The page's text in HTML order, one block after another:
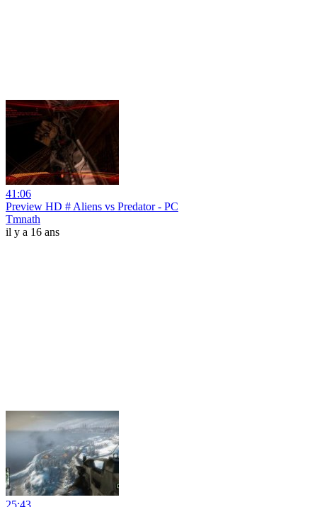
41:06
Preview HD # Aliens vs Predator - PC
Tmnath
il y a 16 ans